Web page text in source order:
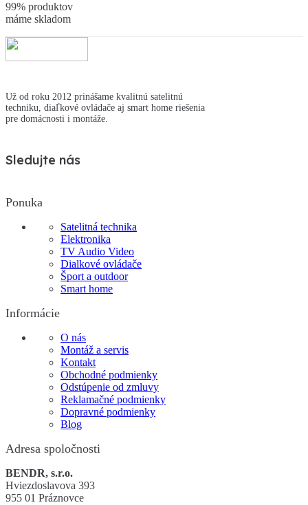
99% produktov
máme skladom
Už od roku 2012 prinášame kvalitnú satelitnú
techniku, diaľkové ovládače aj smart home riešenia
pre domácnosti i montáže.
Sledujte nás
Ponuka
Satelitná technika
Elektronika
TV Audio Video
Dialkové ovládače
Šport a outdoor
Smart home
Informácie
O nás
Montáž a servis
Kontakt
Obchodné podmienky
Odstúpenie od zmluvy
Reklamačné podmienky
Dopravné podmienky
Blog
Adresa spoločnosti
BENDR, s.r.o.
Hviezdoslavova 393
955 01 Práznovce